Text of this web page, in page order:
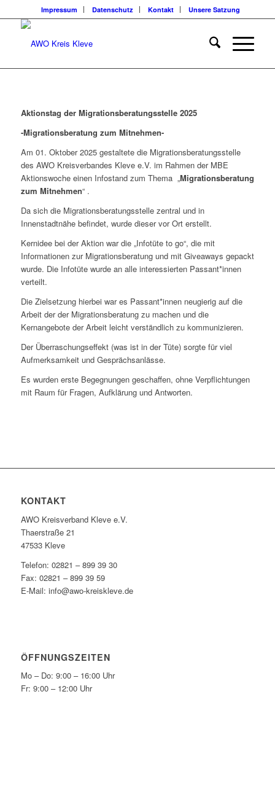
Impressum Datenschutz Kontakt Unsere Satzung
Aktionstag der Migrationsberatungsstelle 2025
-Migrationsberatung zum Mitnehmen-
Am 01. Oktober 2025 gestaltete die Migrationsberatungsstelle
des AWO Kreisverbandes Kleve e.V. im Rahmen der MBE
Aktionswoche einen Infostand zum Thema „Migrationsberatung
zum Mitnehmen“ .
Da sich die Migrationsberatungsstelle zentral und in
Innenstadtnähe befindet, wurde dieser vor Ort erstellt.
Kernidee bei der Aktion war die „Infotüte to go“, die mit
Informationen zur Migrationsberatung und mit Giveaways gepackt
wurde. Die Infotüte wurde an alle interessierten Passant*innen
verteilt.
Die Zielsetzung hierbei war es Passant*innen neugierig auf die
Arbeit der der Migrationsberatung zu machen und die
Kernangebote der Arbeit leicht verständlich zu kommunizieren.
Der Überraschungseffekt (was ist in der Tüte) sorgte für viel
Aufmerksamkeit und Gesprächsanlässe.
Es wurden erste Begegnungen geschaffen, ohne Verpflichtungen
mit Raum für Fragen, Aufklärung und Antworten.
KONTAKT
AWO Kreisverband Kleve e.V.
Thaerstraße 21
47533 Kleve
Telefon: 02821 – 899 39 30
Fax: 02821 – 899 39 59
E-Mail: info@awo-kreiskleve.de
ÖFFNUNGSZEITEN
Mo – Do: 9:00 – 16:00 Uhr
Fr: 9:00 – 12:00 Uhr